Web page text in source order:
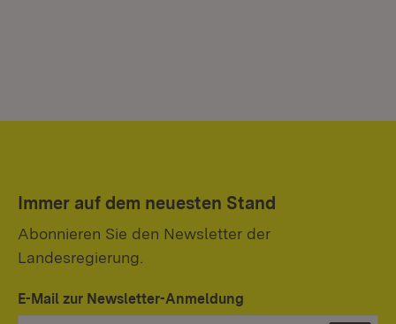
Immer auf dem neuesten Stand
Abonnieren Sie den Newsletter der
Landesregierung.
E-Mail zur Newsletter-Anmeldung